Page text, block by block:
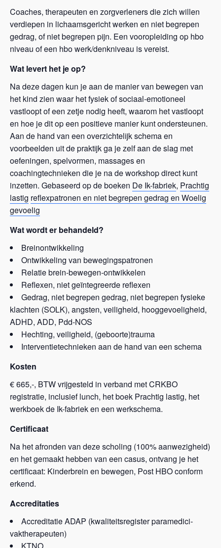
Coaches, therapeuten en zorgverleners die zich willen
verdiepen in lichaamsgericht werken en niet begrepen
gedrag, of niet begrepen pijn. Een vooropleiding op hbo
niveau of een hbo werk/denkniveau is vereist.
Wat levert het je op?
Na deze dagen kun je aan de manier van bewegen van
het kind zien waar het fysiek of sociaal-emotioneel
vastloopt of een zetje nodig heeft, waarom het vastloopt
en hoe je dit op een positieve manier kunt ondersteunen.
Aan de hand van een overzichtelijk schema en
voorbeelden uit de praktijk ga je zelf aan de slag met
oefeningen, spelvormen, massages en
coachingtechnieken die je na de workshop direct kunt
inzetten. Gebaseerd op de boeken De Ik-fabriek, Prachtig
lastig reflexpatronen en niet begrepen gedrag en Woelig
gevoelig
Wat wordt er behandeld?
Breinontwikkeling
Ontwikkeling van bewegingspatronen
Relatie brein-bewegen-ontwikkelen
Reflexen, niet geïntegreerde reflexen
Gedrag, niet begrepen gedrag, niet begrepen fysieke
klachten (SOLK), angsten, veiligheid, hooggevoeligheid,
ADHD, ADD, Pdd-NOS
Hechting, veiligheid, (geboorte)trauma
Interventietechnieken aan de hand van een schema
Kosten
€ 665,-, BTW vrijgesteld in verband met CRKBO
registratie, inclusief lunch, het boek Prachtig lastig, het
werkboek de Ik-fabriek en een werkschema.
Certificaat
Na het afronden van deze scholing (100% aanwezigheid)
en het gemaakt hebben van een casus, ontvang je het
certificaat: Kinderbrein en bewegen, Post HBO conform
erkend.
Accreditaties
Accreditatie ADAP (kwaliteitsregister paramedici-
vaktherapeuten)